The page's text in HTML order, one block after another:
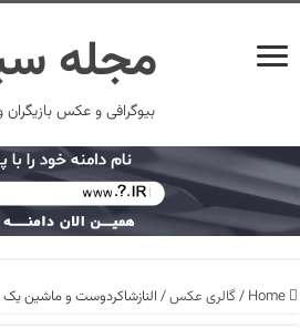
مجله
بیوگرافی و عکس
Home
/گالری عکس/ النازشاکردوست و ماشین یک